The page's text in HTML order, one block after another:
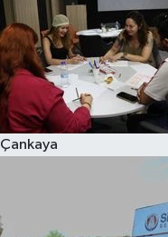
Çankaya